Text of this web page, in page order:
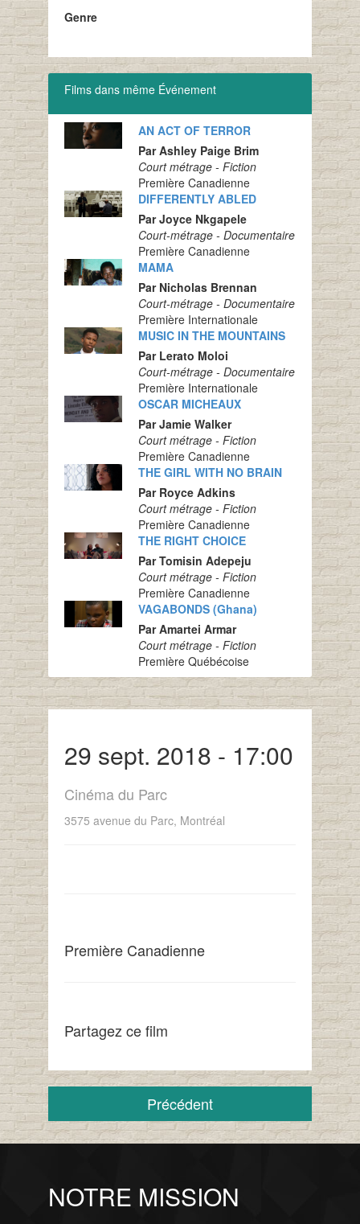
Genre
Films dans même Événement
AN ACT OF TERROR
Par Ashley Paige Brim
Court métrage - Fiction
Première Canadienne
DIFFERENTLY ABLED
Par Joyce Nkgapele
Court-métrage - Documentaire
Première Canadienne
MAMA
Par Nicholas Brennan
Court-métrage - Documentaire
Première Internationale
MUSIC IN THE MOUNTAINS
Par Lerato Moloi
Court-métrage - Documentaire
Première Internationale
OSCAR MICHEAUX
Par Jamie Walker
Court métrage - Fiction
Première Canadienne
THE GIRL WITH NO BRAIN
Par Royce Adkins
Court métrage - Fiction
Première Canadienne
THE RIGHT CHOICE
Par Tomisin Adepeju
Court métrage - Fiction
Première Canadienne
VAGABONDS (Ghana)
Par Amartei Armar
Court métrage - Fiction
Première Québécoise
29 sept. 2018 - 17:00
Cinéma du Parc
3575 avenue du Parc, Montréal
Première Canadienne
Partagez ce film
Précédent
NOTRE MISSION